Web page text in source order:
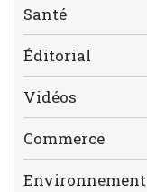
Santé
Éditorial
Vidéos
Commerce
Environnement